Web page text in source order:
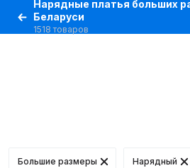
Нарядные платья больших
Беларуси
1518 товаров
Большие размеры Нарядный